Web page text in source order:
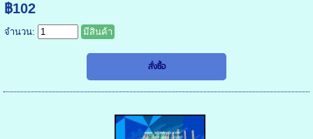
฿102
จำนวน: มีสินค้า